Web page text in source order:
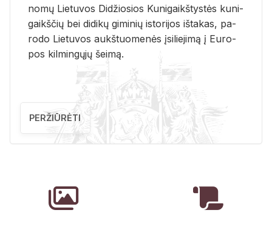
no­mų Lie­tu­vos Di­džio­sios Ku­ni­gaikš­tys­tės ku­ni­
gaikš­čių bei di­di­kų gi­mi­nių is­to­ri­jos iš­ta­kas, pa­
ro­do Lie­tu­vos aukš­tuo­me­nės įsi­lie­ji­mą į Eu­ro­
pos kil­min­gų­jų šei­mą.
PERŽIŪRĖTI